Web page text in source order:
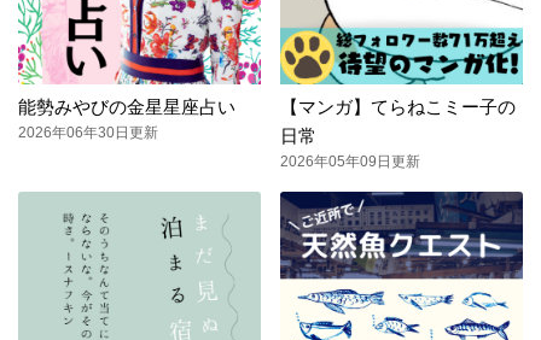
能勢みやびの金星星座占い
2026年06年30日更新
【マンガ】てらねこミー子の
日常
2026年05年09日更新